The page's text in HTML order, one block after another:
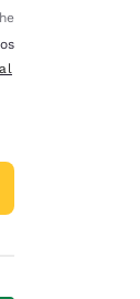
totales